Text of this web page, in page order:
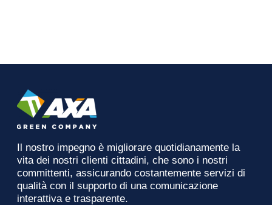
Il nostro impegno è migliorare quotidianamente la
vita dei nostri clienti cittadini, che sono i nostri
committenti, assicurando costantemente servizi di
qualità con il supporto di una comunicazione
interattiva e trasparente.